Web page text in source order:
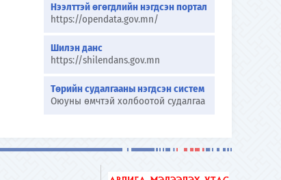
Нээлттэй өгөгдлийн нэгдсэн портал
https://opendata.gov.mn/
Шилэн данс
https://shilendans.gov.mn
Төрийн судалгааны нэгдсэн систем
Оюуны өмчтэй холбоотой судалгаа